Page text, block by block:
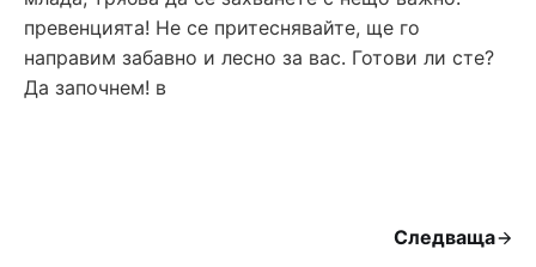
превенцията! Не се притеснявайте, ще го
направим забавно и лесно за вас. Готови ли сте?
Да започнем! в
Следваща